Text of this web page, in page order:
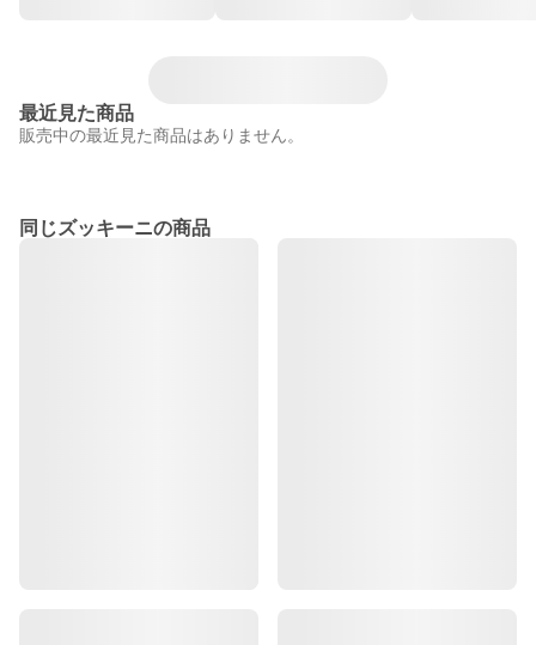
最近見た商品
販売中の最近見た商品はありません。
同じズッキーニの商品